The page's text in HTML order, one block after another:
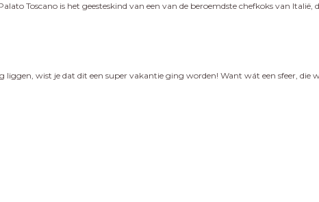
Toscano is het geesteskind van een van de beroemdste chefkoks van
wist je dat dit een super vakantie ging worden! Want wát een sfeer, die